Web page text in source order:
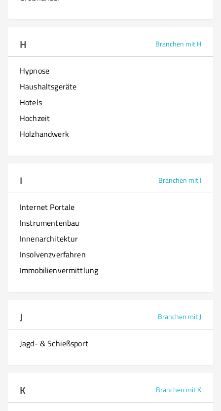
H Branchen mit H
Hypnose
Haushaltsgeräte
Hotels
Hochzeit
Holzhandwerk
I Branchen mit I
Internet Portale
Instrumentenbau
Innenarchitektur
Insolvenzverfahren
Immobilienvermittlung
J Branchen mit J
Jagd- & Schießsport
K Branchen mit K